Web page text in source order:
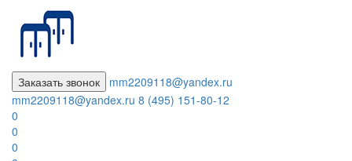
Заказать звонок
mm2209118@yandex.ru
mm2209118@yandex.ru 8 (495) 151-80-12
0
0
0